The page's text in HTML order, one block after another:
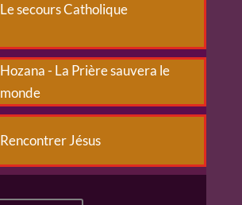
Le secours Catholique
Hozana - La Prière sauvera le
monde
Rencontrer Jésus